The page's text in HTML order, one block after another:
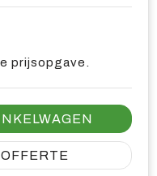
prijsopgave.